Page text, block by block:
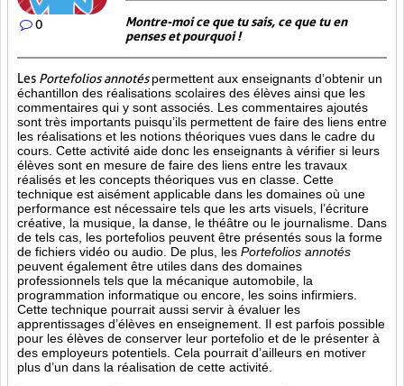
0
Montre-moi ce que tu sais, ce que tu en
penses et pourquoi !
Les Portefolios annotés permettent aux enseignants d’obtenir un
échantillon des réalisations scolaires des élèves ainsi que les
commentaires qui y sont associés. Les commentaires ajoutés
sont très importants puisqu’ils permettent de faire des liens entre
les réalisations et les notions théoriques vues dans le cadre du
cours. Cette activité aide donc les enseignants à vérifier si leurs
élèves sont en mesure de faire des liens entre les travaux
réalisés et les concepts théoriques vus en classe. Cette
technique est aisément applicable dans les domaines où une
performance est nécessaire tels que les arts visuels, l’écriture
créative, la musique, la danse, le théâtre ou le journalisme. Dans
de tels cas, les portefolios peuvent être présentés sous la forme
de fichiers vidéo ou audio. De plus, les Portefolios annotés
peuvent également être utiles dans des domaines
professionnels tels que la mécanique automobile, la
programmation informatique ou encore, les soins infirmiers.
Cette technique pourrait aussi servir à évaluer les
apprentissages d’élèves en enseignement. Il est parfois possible
pour les élèves de conserver leur portefolio et de le présenter à
des employeurs potentiels. Cela pourrait d’ailleurs en motiver
plus d’un dans la réalisation de cette activité.